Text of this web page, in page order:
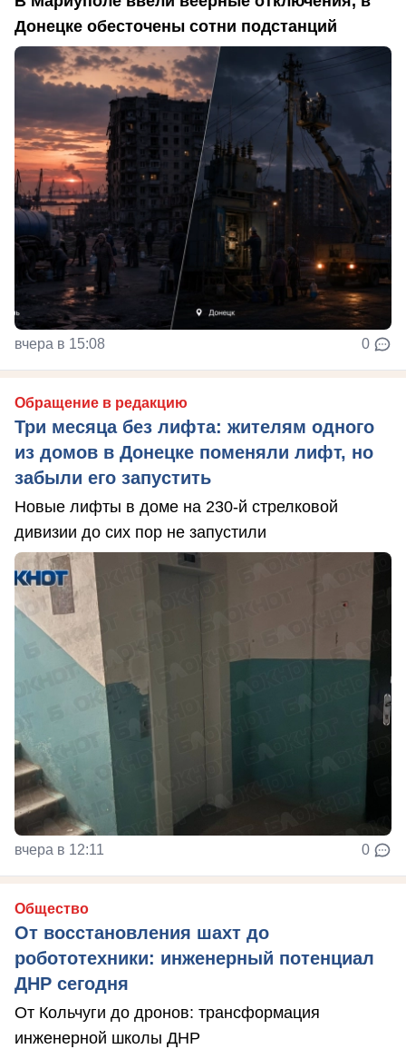
Донецке обесточены сотни подстанций
вчера в 15:08 0
Обращение в редакцию
Три месяца без лифта: жителям одного
из домов в Донецке поменяли лифт, но
забыли его запустить
Новые лифты в доме на 230-й стрелковой
дивизии до сих пор не запустили
вчера в 12:11 0
Общество
От восстановления шахт до
робототехники: инженерный потенциал
ДНР сегодня
От Кольчуги до дронов: трансформация
инженерной школы ДНР